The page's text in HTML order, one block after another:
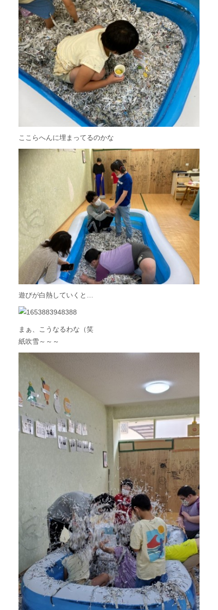
ここらへんに埋まってるのかな
遊びが白熱していくと…
まぁ、こうなるわな（笑
紙吹雪～～～